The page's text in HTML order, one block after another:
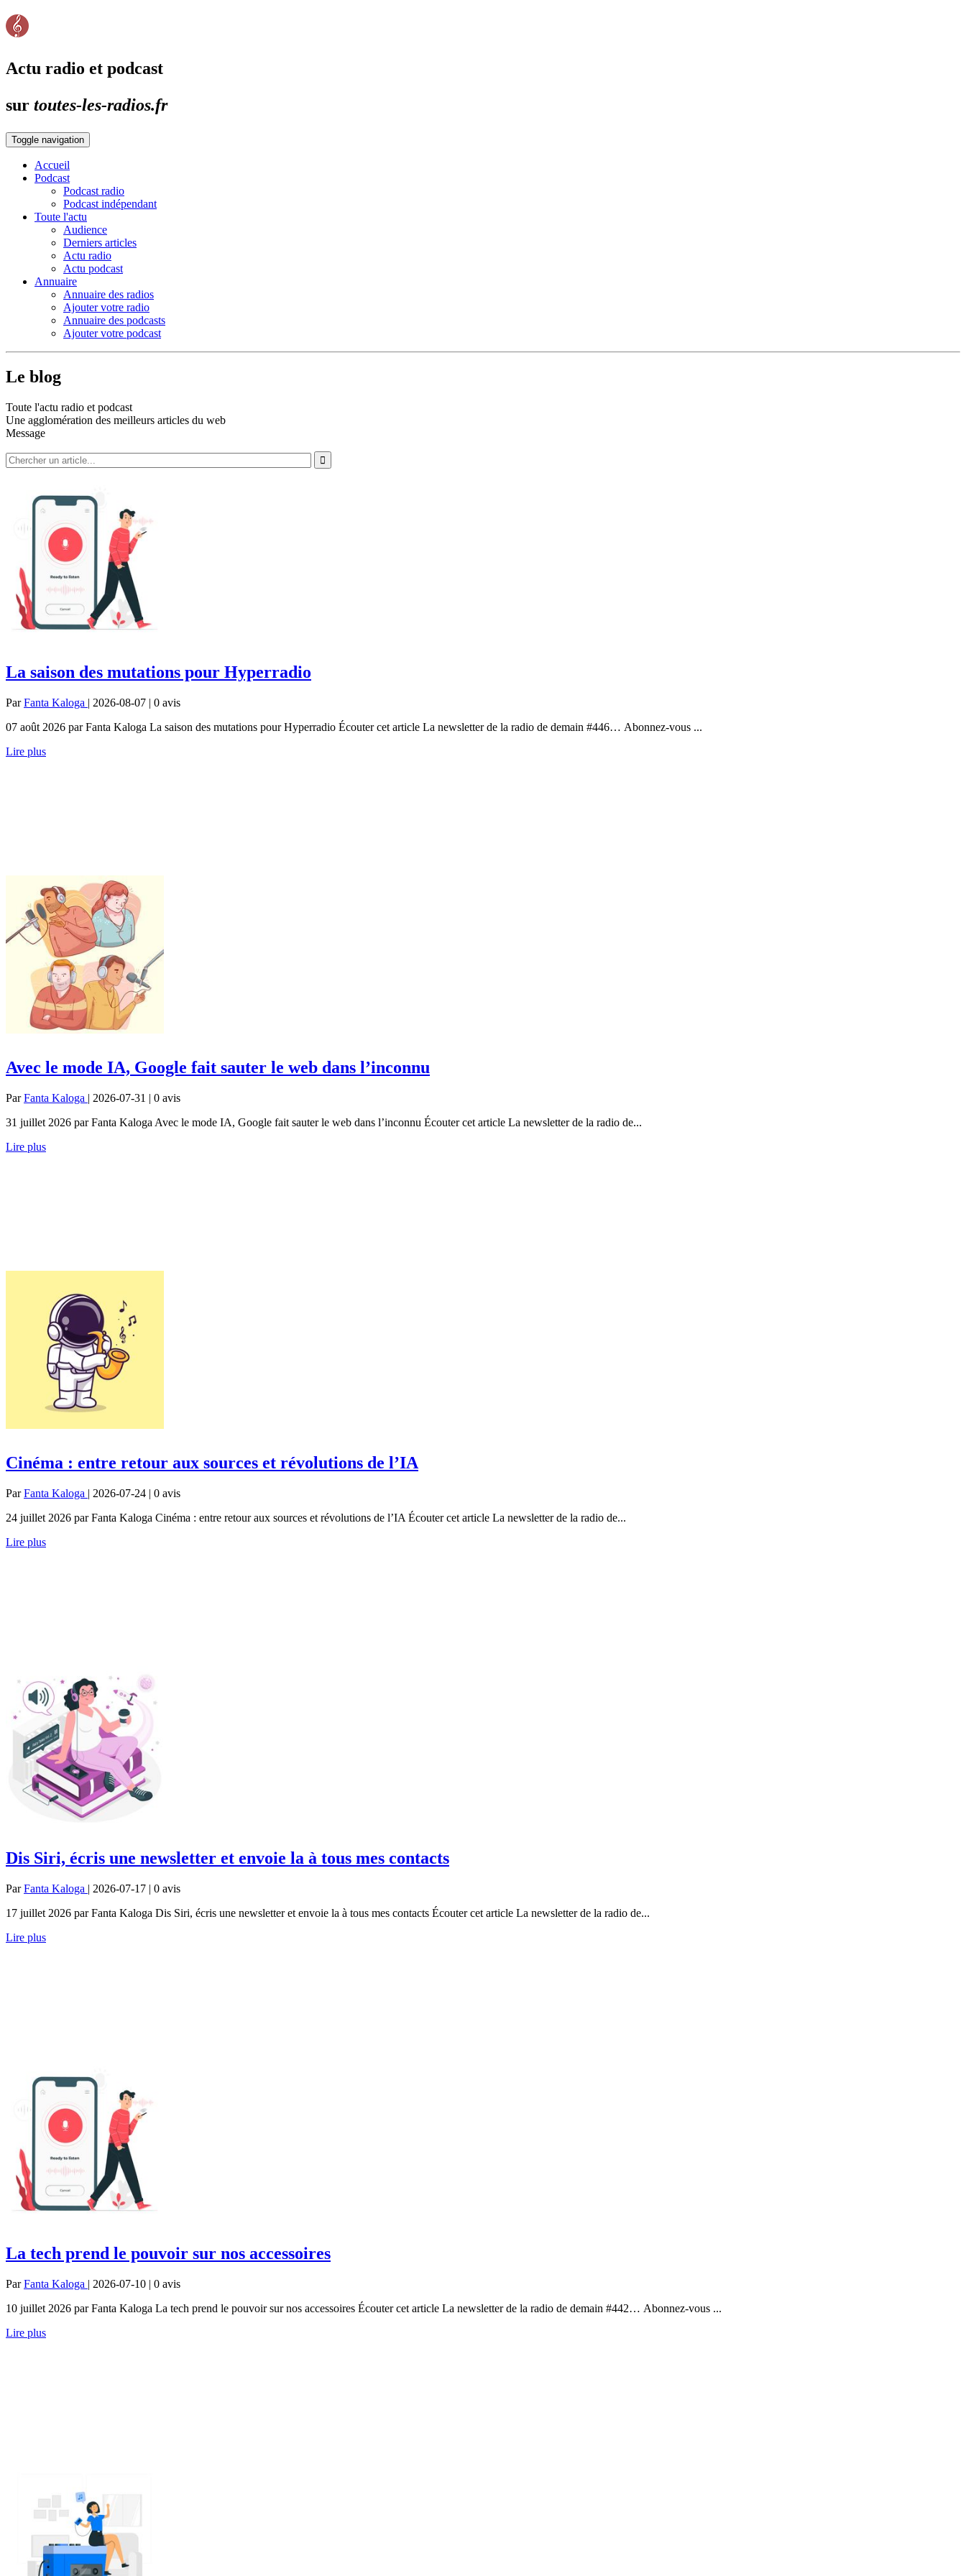
Actu radio et podcast
sur toutes-les-radios.fr
Toggle navigation
Accueil
Podcast
Podcast radio
Podcast indépendant
Toute l'actu
Audience
Derniers articles
Actu radio
Actu podcast
Annuaire
Annuaire des radios
Ajouter votre radio
Annuaire des podcasts
Ajouter votre podcast
Le blog
Toute l'actu radio et podcast
Une agglomération des meilleurs articles du web
Message
La saison des mutations pour Hyperradio
ParFanta Kaloga | 2026-08-07 | 0 avis
07 août 2026 par Fanta Kaloga La saison des mutations pour Hyperradio Écouter cet article La newsletter de la radio de demain #446… Abonnez-vous ...
Lire plus
Avec le mode IA, Google fait sauter le web dans l’inconnu
ParFanta Kaloga | 2026-07-31 | 0 avis
31 juillet 2026 par Fanta Kaloga Avec le mode IA, Google fait sauter le web dans l’inconnu Écouter cet article La newsletter de la radio de...
Lire plus
Cinéma : entre retour aux sources et révolutions de l’IA
ParFanta Kaloga | 2026-07-24 | 0 avis
24 juillet 2026 par Fanta Kaloga Cinéma : entre retour aux sources et révolutions de l’IA Écouter cet article La newsletter de la radio de...
Lire plus
Dis Siri, écris une newsletter et envoie la à tous mes contacts
ParFanta Kaloga | 2026-07-17 | 0 avis
17 juillet 2026 par Fanta Kaloga Dis Siri, écris une newsletter et envoie la à tous mes contacts Écouter cet article La newsletter de la radio de...
Lire plus
La tech prend le pouvoir sur nos accessoires
ParFanta Kaloga | 2026-07-10 | 0 avis
10 juillet 2026 par Fanta Kaloga La tech prend le pouvoir sur nos accessoires Écouter cet article La newsletter de la radio de demain #442… Abonnez-vous ...
Lire plus